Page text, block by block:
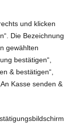
und klicken
Die Bezeichnung
gewählten
bestätigen“,
& bestätigen“,
Kasse senden &